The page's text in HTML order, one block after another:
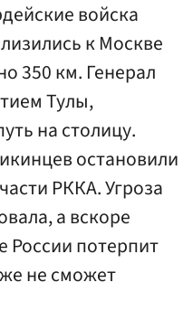
войска
к Москве
350 км. Генерал
Тулы,
на столицу.
остановили
РККА. Угроза
а вскоре
России потерпит
не сможет